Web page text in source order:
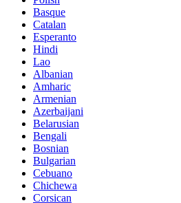
Basque
Catalan
Esperanto
Hindi
Lao
Albanian
Amharic
Armenian
Azerbaijani
Belarusian
Bengali
Bosnian
Bulgarian
Cebuano
Chichewa
Corsican